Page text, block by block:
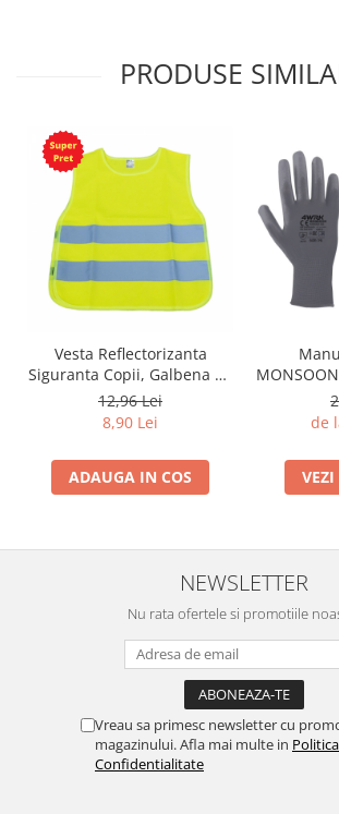
PRODUSE
Vesta Reflectorizanta
Siguranta Copii, Galbena cu
Certificat
12,96 Lei
8,90 Lei
ADAUGA IN COS
de
NEWSLETTER
Nu rata ofertele si promotiile
Vreau sa primesc newsletter cu
magazinului. Afla mai multe in
Confidentialitate